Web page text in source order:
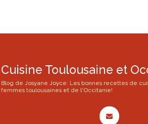
Cuisine Toulousaine et
Blog de Josyane Joyce: Les bonnes recettes de
femmes toulousaines et de l'Occitanie!